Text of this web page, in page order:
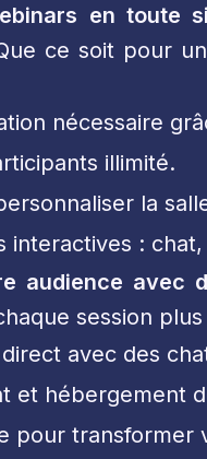
en toute
ce soit pour
nécessaire
illimité.
la
interactives :
audience avec
session
avec des
et hébergement
pour transformer